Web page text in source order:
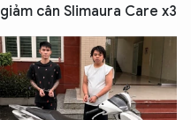
giảm cân Slimaura Care x3